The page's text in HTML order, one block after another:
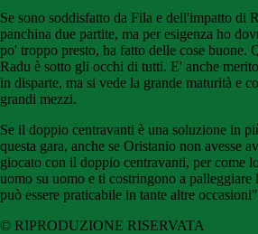
Se sono soddisfatto da Fila e dell'impatto di
panchina due partite, ma per esigenza ho
po' troppo presto, ha fatto delle cose buone.
Radu è sotto gli occhi di tutti. E' anche
in disparte, ma si vede la grande maturità e
grandi mezzi.
Se il doppio centravanti è una soluzione in
questa gara, anche se Oristanio non avesse
giocato con il doppio centravanti, per come
uomo su uomo e ti costringono a
può essere praticabile in tante altre
© RIPRODUZIONE RISERVATA